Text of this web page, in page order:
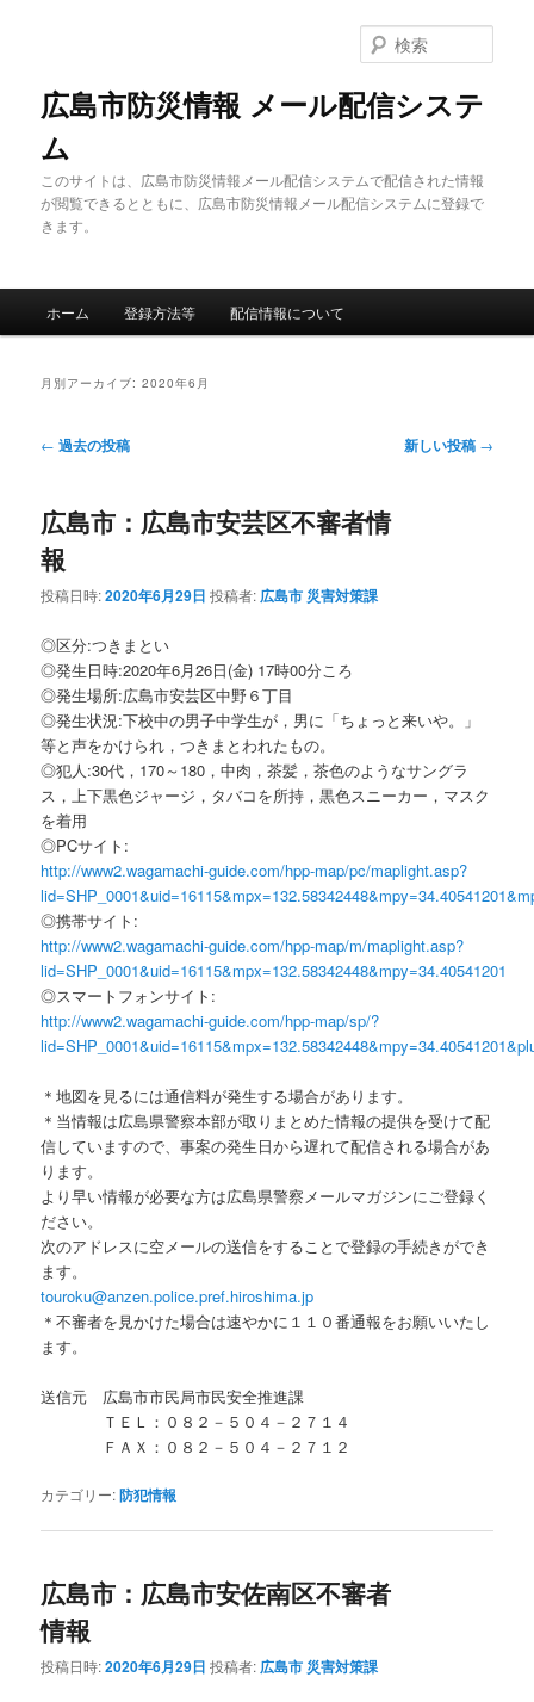
広島市防災情報 メール配信システ
ム
このサイトは、広島市防災情報メール配信システムで配信された情報
が閲覧できるとともに、広島市防災情報メール配信システムに登録で
きます。
索
ホーム 登録方法等 配信情報について
月別アーカイブ:2020年6月
投
ビ
ゲ
ー
シ
ン
← 過去の投稿 新しい投稿 →
広島市：広島市安芸区不審者情
報
投稿日時:2020年6月29日 投稿者: 広島市 災害対策課
◎区分:つきまとい
◎発生日時:2020年6月26日(金) 17時00分ころ
◎発生場所:広島市安芸区中野６丁目
◎発生状況:下校中の男子中学生が，男に「ちょっと来いや。」
等と声をかけられ，つきまとわれたもの。
◎犯人:30代，170～180，中肉，茶髪，茶色のようなサングラ
ス，上下黒色ジャージ，タバコを所持，黒色スニーカー，マスク
を着用
◎PCサイト:
http://www2.wagamachi-guide.com/hpp-map/pc/maplight.asp?
◎携帯サイト:
http://www2.wagamachi-guide.com/hpp-map/m/maplight.asp?
lid=SHP_0001&uid=16115&mpx=132.58342448&mpy=34.40541201
◎スマートフォンサイト:
http://www2.wagamachi-guide.com/hpp-map/sp/?
＊地図を見るには通信料が発生する場合があります。
＊当情報は広島県警察本部が取りまとめた情報の提供を受けて配
信していますので、事案の発生日から遅れて配信される場合があ
ります。
より早い情報が必要な方は広島県警察メールマガジンにご登録く
ださい。
次のアドレスに空メールの送信をすることで登録の手続きができ
ます。
touroku@anzen.police.pref.hiroshima.jp
＊不審者を見かけた場合は速やかに１１０番通報をお願いいたし
ます。
送信元 広島市市民局市民安全推進課
ＴＥＬ：０８２－５０４－２７１４
ＦＡＸ：０８２－５０４－２７１２
カテゴリー:防犯情報
広島市：広島市安佐南区不審者
情報
投稿日時:2020年6月29日 投稿者: 広島市 災害対策課